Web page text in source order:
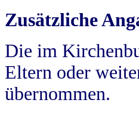
Zusätzliche
Die im
Eltern oder
übernommen.